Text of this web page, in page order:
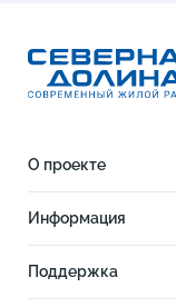
О проекте
Инфраструктура
Благоустройство
Информация
Поддержка